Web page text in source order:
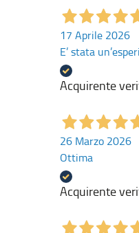
17 Aprile 2026
E’ stata
Acquirente
26 Marzo 2026
Ottima
Acquirente